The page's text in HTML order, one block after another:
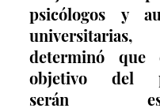
psicólogos y
determinó que
objetivo del
serán